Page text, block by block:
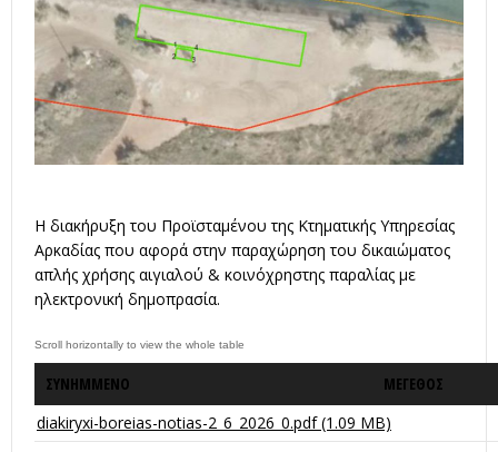
Η διακήρυξη του Προϊσταμένου της Κτηματικής Υπηρεσίας
Αρκαδίας που αφορά στην παραχώρηση του δικαιώματος
απλής χρήσης αιγιαλού & κοινόχρηστης παραλίας με
ηλεκτρονική δημοπρασία.
ΣΥΝΗΜΜΈΝΟ
ΜΈΓΕΘΟΣ
diakiryxi-boreias-notias-2_6_2026_0.pdf(1.09 MB)